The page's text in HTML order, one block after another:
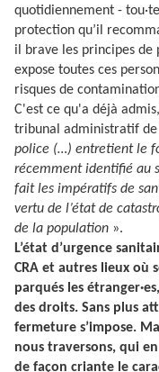
quotidiennement -
protection qu’il
il brave les principes
expose toutes ces
risques de
C'est ce qu'a déjà
tribunal administratif de
police (…) entretient le
récemment identifié au
fait les impératifs de
vertu de l’état de
de la population ».
L’état d’urgence
CRA et autres lieux où
parqués les
des droits. Sans plus
fermeture s’impose.
nous traversons, qui
de façon criante le